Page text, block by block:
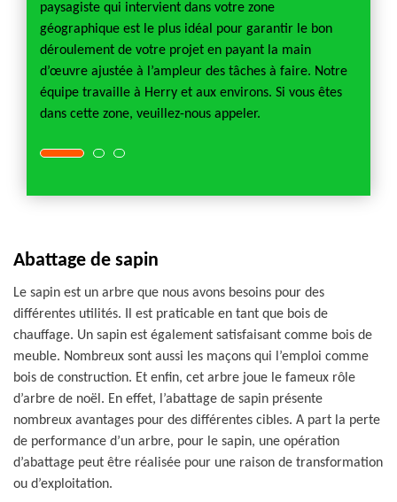
paysagiste qui intervient dans votre zone
géographique est le plus idéal pour garantir le bon
déroulement de votre projet en payant la main
d’œuvre ajustée à l’ampleur des tâches à faire. Notre
équipe travaille à Herry et aux environs. Si vous êtes
dans cette zone, veuillez-nous appeler.
Abattage de sapin
Le sapin est un arbre que nous avons besoins pour des
différentes utilités. Il est praticable en tant que bois de
chauffage. Un sapin est également satisfaisant comme bois de
meuble. Nombreux sont aussi les maçons qui l’emploi comme
bois de construction. Et enfin, cet arbre joue le fameux rôle
d’arbre de noël. En effet, l’abattage de sapin présente
nombreux avantages pour des différentes cibles. A part la perte
de performance d’un arbre, pour le sapin, une opération
d’abattage peut être réalisée pour une raison de transformation
ou d’exploitation.